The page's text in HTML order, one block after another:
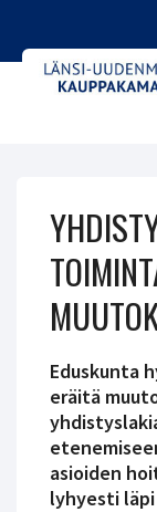
Eduskunta
eräitä
asioiden
lyhyesti